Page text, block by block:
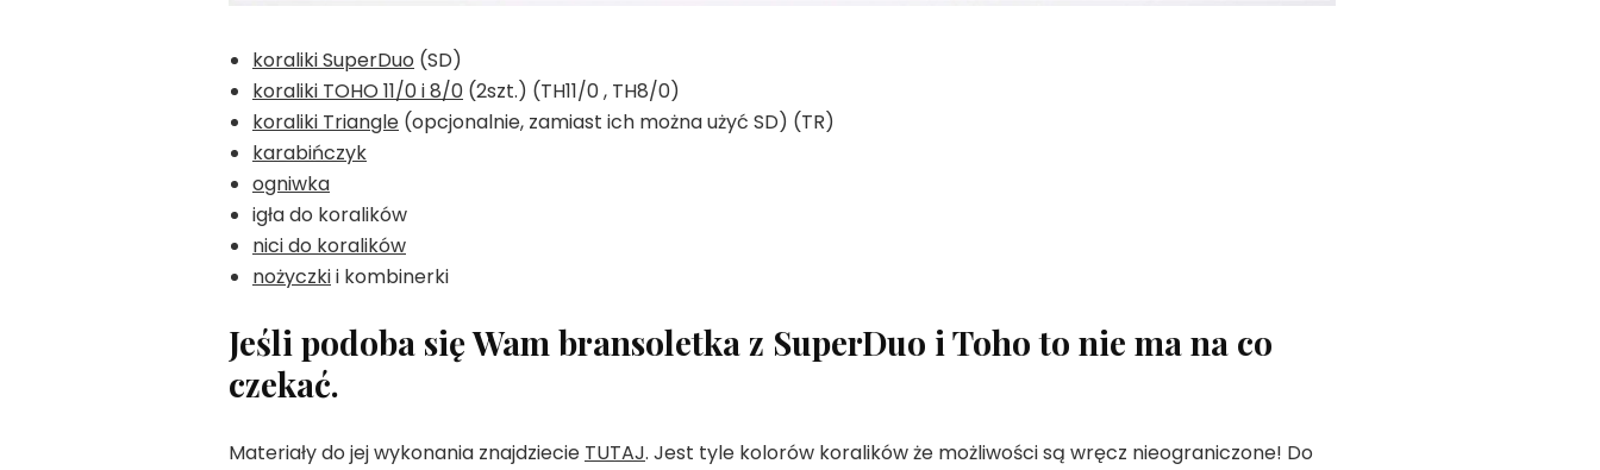
koraliki SuperDuo (SD)
koraliki TOHO 11/0 i 8/0 (2szt.) (TH11/0 , TH8/0)
koraliki Triangle (opcjonalnie, zamiast ich można użyć SD) (TR)
karabińczyk
ogniwka
igła do koralików
nici do koralików
nożyczkii kombinerki
Jeśli podoba się Wam bransoletka z SuperDuo i Toho to nie ma na co
czekać.
Materiały do jej wykonania znajdziecie TUTAJ. Jest tyle kolorów koralików że możliwości są wręcz nieograniczone! Do